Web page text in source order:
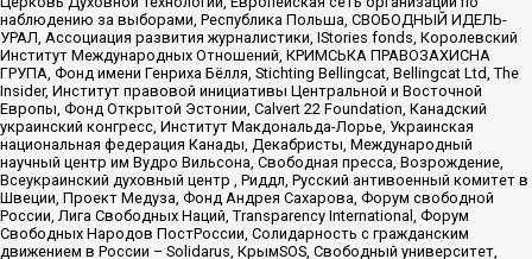
наблюдению за выборами, Республика Польша, СВОБОДНЫЙ ИДЕЛЬ-
УРАЛ, Ассоциация развития журналистики, IStories fonds, Королевский
Институт Международных Отношений, КРИМСЬКА ПРАВОЗАХИСНА
ГРУПА, Фонд имени Генриха Бёлля, Stichting Bellingcat, Bellingcat Ltd, The
Insider, Институт правовой инициативы Центральной и Восточной
Европы, Фонд Открытой Эстонии, Calvert 22 Foundation, Канадский
украинский конгресс, Институт Макдональда-Лорье, Украинская
национальная федерация Канады, Декабристы, Международный
научный центр им Вудро Вильсона, Свободная пресса, Возрождение,
Всеукраинский духовный центр , Риддл, Русский антивоенный комитет в
Швеции, Проект Медуза, Фонд Андрея Сахарова, Форум свободной
России, Лига Свободных Наций, Transparеncy International, Форум
Свободных Народов ПостРоссии, Солидарность с гражданским
движением в России – Solidarus, КрымSOS, Свободный университет,